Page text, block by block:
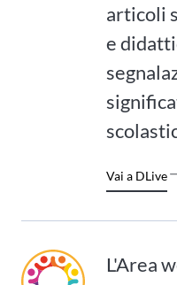
articoli
e
Vai a DLive
L'Area